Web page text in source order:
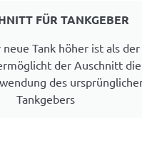
FÜR TANKGEBER
Tank höher ist als der
der Auschnitt die
des
Tankgebers